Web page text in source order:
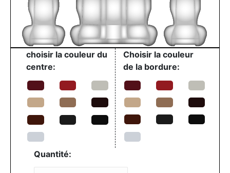
choisir la couleur du
centre:
Choisir la couleur
de la bordure:
Quantité: